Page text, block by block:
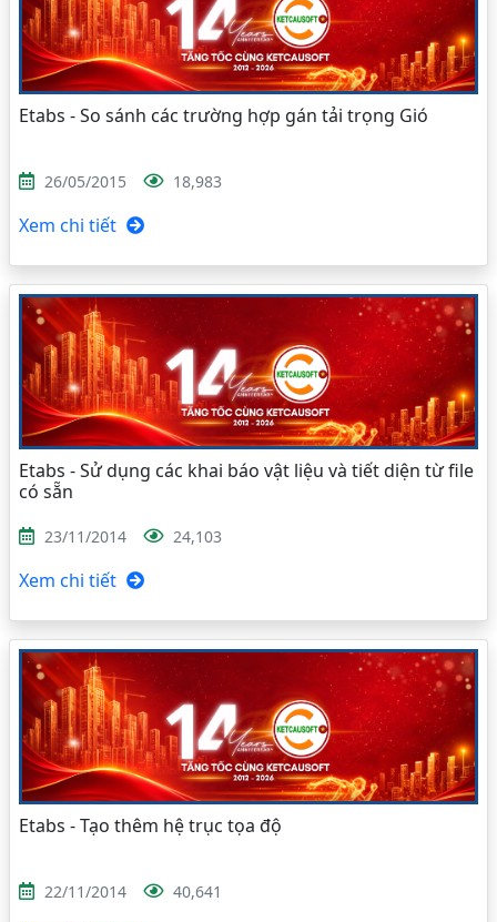
Etabs - So sánh các trường hợp gán tải trọng Gió
26/05/2015 18,983
Xem chi tiết
Etabs - Sử dụng các khai báo vật liệu và tiết diện từ file
có sẵn
23/11/2014 24,103
Xem chi tiết
Etabs - Tạo thêm hệ trục tọa độ
22/11/2014 40,641